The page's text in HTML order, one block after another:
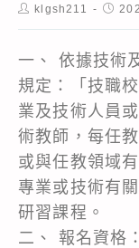
Postklgsh211
Post
一、 依據技術
規定：「技職
業及技術人員
術教師，每任
或與任教領域
專業或技術有
研習課程。
二、 報名資格